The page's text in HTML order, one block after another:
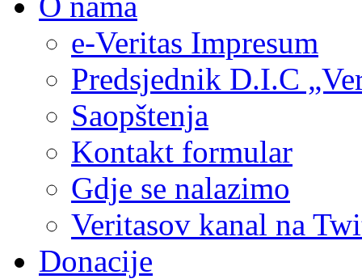
e-Veritas Impresum
Predsjednik D.I.C
Saopštenja
Kontakt formular
Gdje se nalazimo
Veritasov kanal na
Donacije